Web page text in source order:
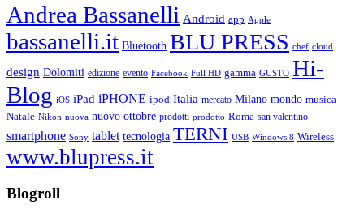
Andrea Bassanelli Android app Apple
bassanelli.it Bluetooth BLU PRESS chef cloud
design Dolomiti edizione evento Facebook Full HD gamma GUSTO Hi-
Blog iOS iPad iPHONE ipod Italia mercato Milano mondo musica
Natale Nikon nuova nuovo ottobre prodotti prodotto Roma san valentino
smartphone Sony tablet tecnologia TERNI USB Windows 8 Wireless
www.blupress.it
Blogroll